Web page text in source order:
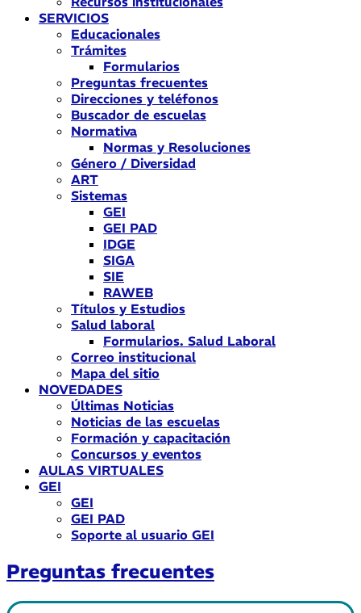
SERVICIOS
Educacionales
Trámites
Formularios
Preguntas frecuentes
Direcciones y teléfonos
Buscador de escuelas
Normativa
Normas y Resoluciones
Género / Diversidad
ART
Sistemas
GEI
GEI PAD
IDGE
SIGA
SIE
RAWEB
Títulos y Estudios
Salud laboral
Formularios. Salud Laboral
Correo institucional
Mapa del sitio
NOVEDADES
Últimas Noticias
Noticias de las escuelas
Formación y capacitación
Concursos y eventos
AULAS VIRTUALES
GEI
GEI
GEI PAD
Soporte al usuario GEI
Preguntas frecuentes